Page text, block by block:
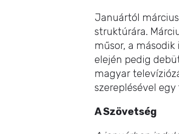
Januártól
struktúrára.
műsor, a
elején pedig
magyar
szereplésével
A Szövetség